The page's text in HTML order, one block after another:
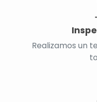
Realizamos un